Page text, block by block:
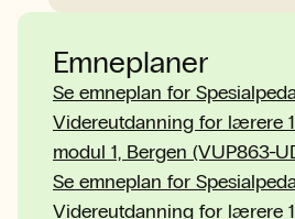
Emneplaner
Se emneplan for
Videreutdanning for lærere
modul 1, Bergen (VUP863-
Se emneplan for
Videreutdanning for lærere